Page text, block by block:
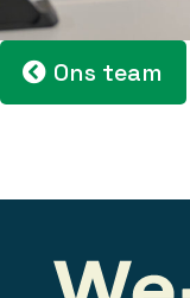
Ons team